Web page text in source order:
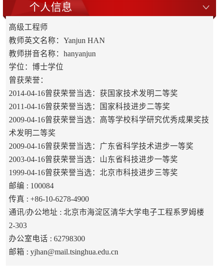
个人信息
高级工程师
教师英文名称：Yanjun HAN
教师拼音名称：hanyanjun
学位：博士学位
曾获荣誉：
2014-04-16曾获荣誉当选：获国家技术发明二等奖
2011-04-16曾获荣誉当选：国家科技进步二等奖
2009-04-16曾获荣誉当选：高等学校科学研究优秀成果奖技
术发明二等奖
2009-04-16曾获荣誉当选：广东省科学技术进步一等奖
2003-04-16曾获荣誉当选：山东省科技进步一等奖
1999-04-16曾获荣誉当选：北京市科技进步三等奖
邮编 : 100084
传真 : +86-10-6278-4900
通讯/办公地址 : 北京市海淀区清华大学电子工程系罗姆楼
2-303
办公室电话 : 62798300
邮箱 : yjhan@mail.tsinghua.edu.cn